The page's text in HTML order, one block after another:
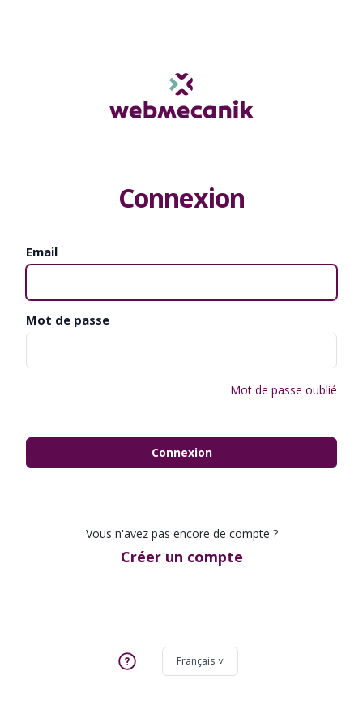
Connexion
Email
Mot de passe
Mot de passe oublié
Connexion
Vous n'avez pas encore de compte ?
Créer un compte
Français